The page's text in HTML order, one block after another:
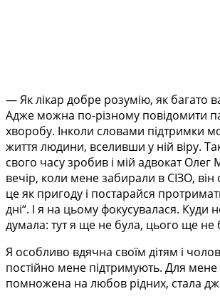
— Як лікар добре розумію, як багато
Адже можна по-різному повідомити
хворобу. Інколи словами підтримки
життя людини, вселивши у ній віру.
свого часу зробив і мій адвокат
вечір, коли мене забирали в СІЗО, він
це як пригоду і постарайся
дні“. І я на цьому фокусувалася. Куди
думала: тут я ще не була, цього ще не
Я особливо вдячна своїм дітям і
постійно мене підтримують. Для мене
помножена на любов рідних, стала